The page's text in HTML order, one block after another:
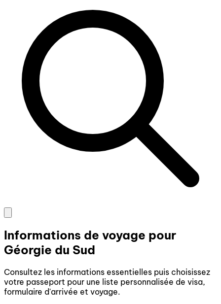
Informations de voyage pour
Géorgie du Sud
Consultez les informations essentielles puis choisissez
votre passeport pour une liste personnalisée de visa,
formulaire d'arrivée et voyage.